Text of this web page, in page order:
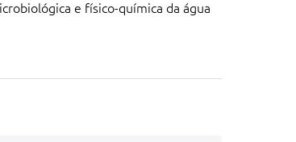
e físico-química da água